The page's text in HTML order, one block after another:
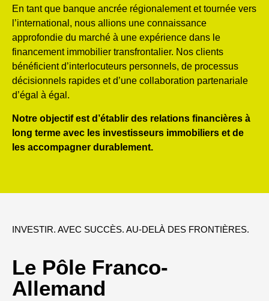
En tant que banque ancrée régionalement et tournée vers
l’international, nous allions une connaissance
approfondie du marché à une expérience dans le
financement immobilier transfrontalier. Nos clients
bénéficient d’interlocuteurs personnels, de processus
décisionnels rapides et d’une collaboration partenariale
d’égal à égal.
Notre objectif est d’établir des relations financières à
long terme avec les investisseurs immobiliers et de
les accompagner durablement.
INVESTIR. AVEC SUCCÈS. AU-DELÀ DES FRONTIÈRES.
Le Pôle Franco-
Allemand